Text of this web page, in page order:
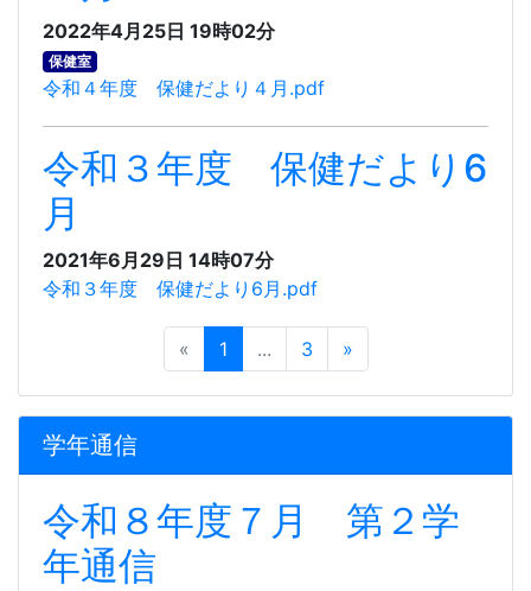
2022年4月25日 19時02分
保健室
令和４年度 保健だより４月.pdf
令和３年度 保健だより6
月
2021年6月29日 14時07分
令和３年度 保健だより6月.pdf
« 1 ... 3 »
学年通信
令和８年度７月 第２学
年通信